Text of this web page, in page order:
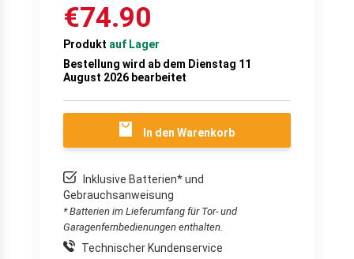
€74.90
Produkt auf Lager
Bestellung wird ab dem Dienstag 11
August 2026 bearbeitet
In den Warenkorb
Inklusive Batterien* und
Gebrauchsanweisung
* Batterien im Lieferumfang für Tor- und
Garagenfernbedienungen enthalten.
Technischer Kundenservice